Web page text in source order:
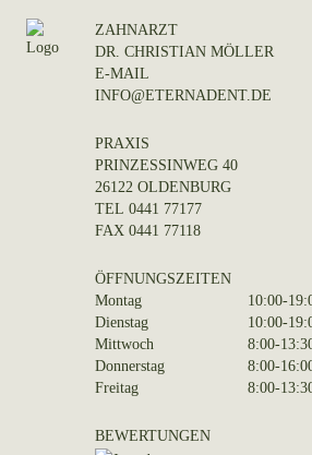
ZAHNARZT
DR. CHRISTIAN MÖLLER
E-MAIL
INFO@ETERNADENT.DE
PRAXIS
PRINZESSINWEG 40
26122 OLDENBURG
TEL 0441 77177
FAX 0441 77118
ÖFFNUNGSZEITEN
Montag
10:00-
Dienstag
10:00-
Mittwoch
8:00-
Donnerstag
8:00-
Freitag
8:00-
BEWERTUNGEN